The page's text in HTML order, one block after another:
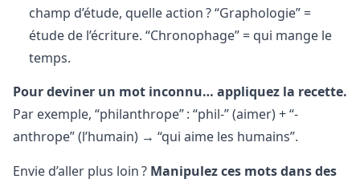
champ d’étude, quelle action ? “Graphologie” =
étude de l’écriture. “Chronophage” = qui mange le
temps.
Pour deviner un mot inconnu… appliquez la recette.
Par exemple, “philanthrope” : “phil-” (aimer) + “-
anthrope” (l’humain) → “qui aime les humains”.
Envie d’aller plus loin ? Manipulez ces mots dans des